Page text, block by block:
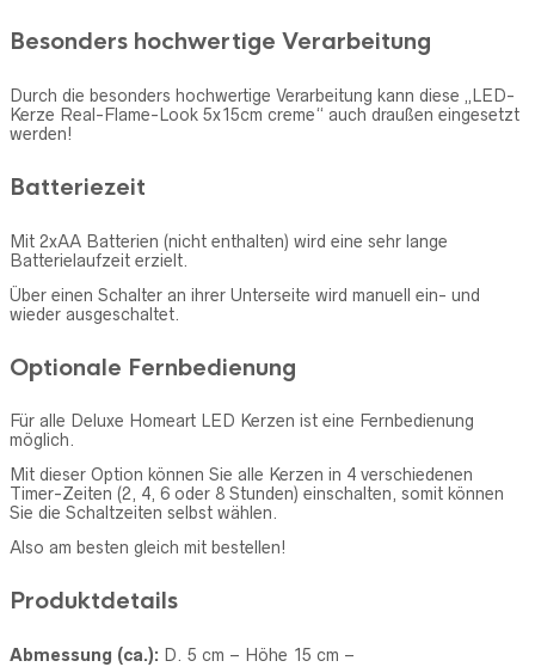
Besonders hochwertige Verarbeitung
Durch die besonders hochwertige Verarbeitung kann diese „LED-
Kerze Real-Flame-Look 5x15cm creme“ auch draußen eingesetzt
werden!
Batteriezeit
Mit 2xAA Batterien (nicht enthalten) wird eine sehr lange
Batterielaufzeit erzielt.
Über einen Schalter an ihrer Unterseite wird manuell ein- und
wieder ausgeschaltet.
Optionale Fernbedienung
Für alle Deluxe Homeart LED Kerzen ist eine Fernbedienung
möglich.
Mit dieser Option können Sie alle Kerzen in 4 verschiedenen
Timer-Zeiten (2, 4, 6 oder 8 Stunden) einschalten, somit können
Sie die Schaltzeiten selbst wählen.
Also am besten gleich mit bestellen!
Produktdetails
Abmessung (ca.): D. 5 cm – Höhe 15 cm –